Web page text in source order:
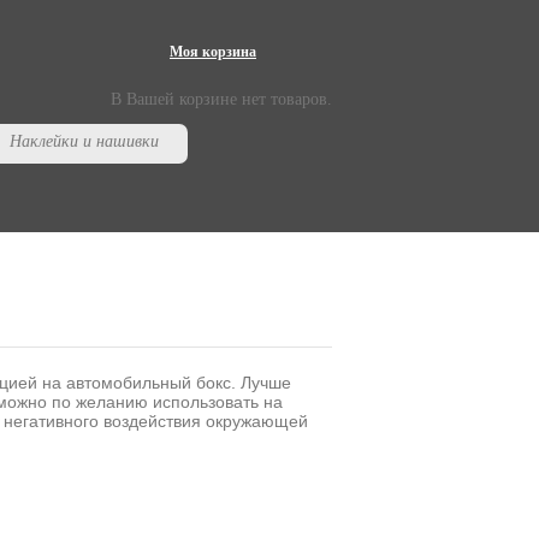
Моя корзина
В Вашей корзине нет товаров.
Наклейки и нашивки
на автомобильный бокс. Лучше
по желанию использовать на
воздействия окружающей